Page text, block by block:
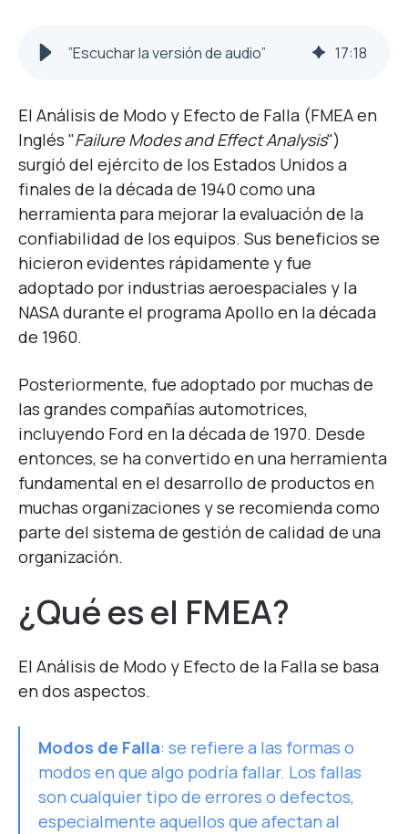
”Escuchar la versión de audio” 17:18
El Análisis de Modo y Efecto de Falla (FMEA en
Inglés "Failure Modes and Effect Analysis")
surgió del ejército de los Estados Unidos a
finales de la década de 1940 como una
herramienta para mejorar la evaluación de la
confiabilidad de los equipos. Sus beneficios se
hicieron evidentes rápidamente y fue
adoptado por industrias aeroespaciales y la
NASA durante el programa Apollo en la década
de 1960.
Posteriormente, fue adoptado por muchas de
las grandes compañías automotrices,
incluyendo Ford en la década de 1970. Desde
entonces, se ha convertido en una herramienta
fundamental en el desarrollo de productos en
muchas organizaciones y se recomienda como
parte del sistema de gestión de calidad de una
organización.
¿Qué es el FMEA?
El Análisis de Modo y Efecto de la Falla se basa
en dos aspectos.
Modos de Falla: se refiere a las formas o
modos en que algo podría fallar. Los fallas
son cualquier tipo de errores o defectos,
especialmente aquellos que afectan al